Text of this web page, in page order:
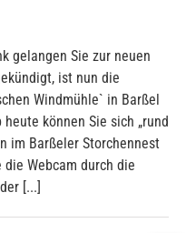
gelangen Sie zur neuen
ist nun die
Windmühle` in Barßel
können Sie sich „rund
im Barßeler Storchennest
Webcam durch die
[...]